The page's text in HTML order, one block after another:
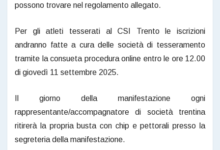
possono trovare nel regolamento allegato.
Per gli atleti tesserati al CSI Trento le iscrizioni
andranno fatte a cura delle società di tesseramento
tramite la consueta procedura online entro le ore 12.00
di giovedì 11 settembre 2025.
Il giorno della manifestazione ogni
rappresentante/accompagnatore di società trentina
ritirerà la propria busta con chip e pettorali presso la
segreteria della manifestazione.